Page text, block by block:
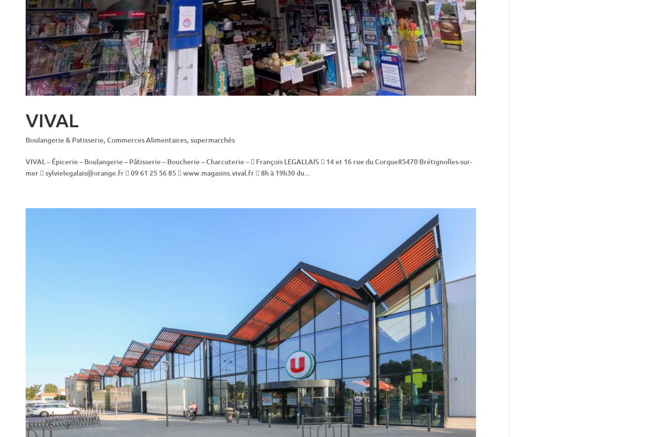
VIVAL
Boulangerie & Patisserie, Commerces Alimentaires, supermarchés
VIVAL – Épicerie – Boulangerie – Pâtisserie – Boucherie – Charcuterie –  François LEGALLAIS  14 et 16 rue du Corque85470 Brétignolles-sur-
mer  sylvielegalais@orange.fr  09 61 25 56 85  www.magasins.vival.fr  8h à 19h30 du...